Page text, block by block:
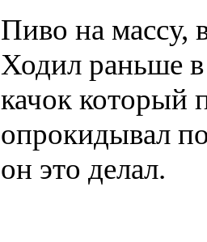
Пиво на массу,
Ходил раньше
качок который
опрокидывал
он это делал.